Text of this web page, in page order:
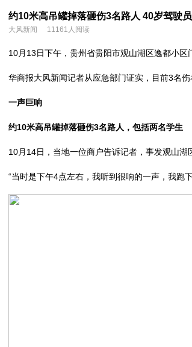
约10米高吊罐掉落砸伤3名路人 40岁驾驶
大风新闻 11161人阅读
10月13日下午，贵州省贵阳市观山湖区逸都小区
华商报大风新闻记者从应急部门证实，目前3名伤
一声巨响
约10米高吊罐掉落砸伤3名路人，包括两名学生
10月14日，当地一位商户告诉记者，事发观山湖
“当时是下午4点左右，我听到很响的一声，我跑